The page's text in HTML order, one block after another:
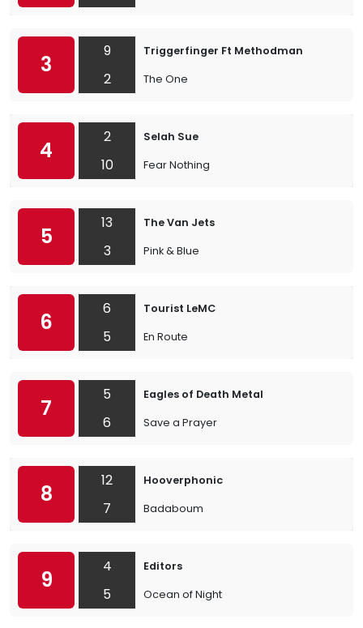
3
9
2
Triggerfinger Ft Methodman
The One
4
2
10
Selah Sue
Fear Nothing
5
13
3
The Van Jets
Pink & Blue
6
6
5
Tourist LeMC
En Route
7
5
6
Eagles of Death Metal
Save a Prayer
8
12
7
Hooverphonic
Badaboum
9
4
5
Editors
Ocean of Night